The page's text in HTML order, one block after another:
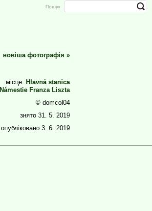
новіша фотографія »
місце: Hlavná stanica
Námestie Franza Liszta
© domcol04
знято 31. 5. 2019
опубліковано 3. 6. 2019
Пошук